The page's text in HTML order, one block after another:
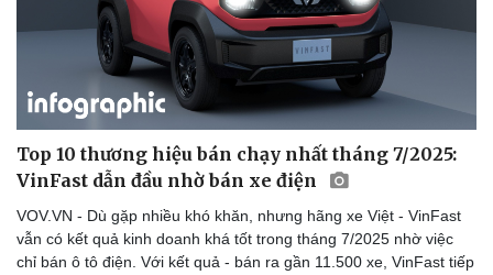
Top 10 thương hiệu bán chạy nhất tháng 7/2025:
VinFast dẫn đầu nhờ bán xe điện
VOV.VN - Dù gặp nhiều khó khăn, nhưng hãng xe Việt - VinFast
vẫn có kết quả kinh doanh khá tốt trong tháng 7/2025 nhờ việc
chỉ bán ô tô điện. Với kết quả - bán ra gần 11.500 xe, VinFast tiếp